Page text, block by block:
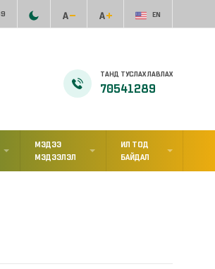
EN
ТАНД ТУСЛАХ ЛАВЛАХ
70541289
МЭДЭЭ
МЭДЭЭЛЭЛ
ИЛ ТОД
БАЙДАЛ